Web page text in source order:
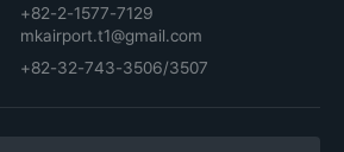
+82-2-1577-7129
mkairport.t1@gmail.com
+82-32-743-3506/3507